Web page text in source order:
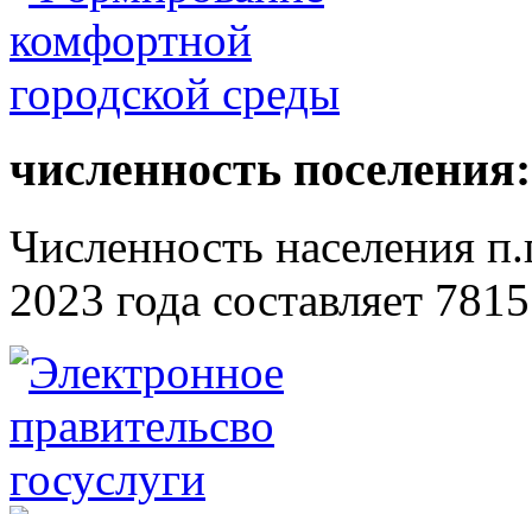
численность поселения:
Численность населения
2023 года составляет